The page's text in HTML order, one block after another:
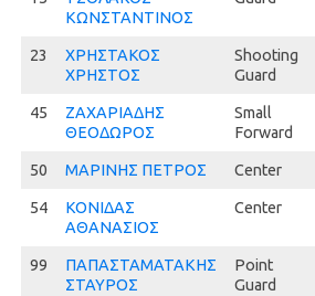
23
45
50
54
99
ΚΩΝΣΤΑΝΤΙΝΟΣ
23
ΧΡΗΣΤΑΚΟΣ
ΧΡΗΣΤΟΣ
Shooting
Guard
45
ΖΑΧΑΡΙΑΔΗΣ
ΘΕΟΔΩΡΟΣ
Small
Forward
50 ΜΑΡΙΝΗΣ ΠΕΤΡΟΣ Center
54
ΚΟΝΙΔΑΣ
ΑΘΑΝΑΣΙΟΣ
Center
99
ΠΑΠΑΣΤΑΜΑΤΑΚΗΣ
ΣΤΑΥΡΟΣ
Point
Guard